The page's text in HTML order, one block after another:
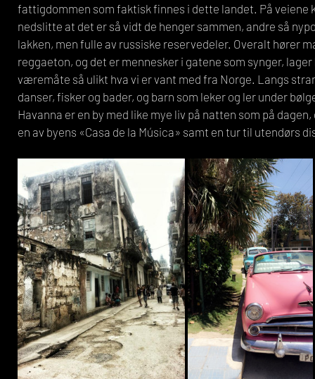
fattigdommen som faktisk finnes i dette landet. På veiene
nedslitte at det er så vidt de henger sammen, andre så
lakken, men fulle av russiske reservedeler. Overalt hører
reggaeton, og det er mennesker i gatene som synger,
væremåte så ulikt hva vi er vant med fra Norge. Langs
danser, fisker og bader, og barn som leker og ler under
Havanna er en by med like mye liv på natten som på
en av byens «Casa de la Música» samt en tur til utendørs